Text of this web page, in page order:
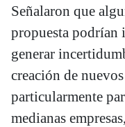
Señalaron que
propuesta podrían
generar
creación de
particularmente
medianas